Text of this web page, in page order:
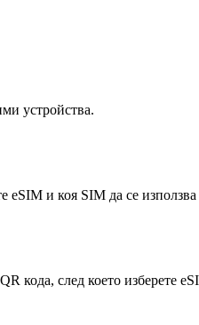
устройства.
eSIM и коя SIM да се
кода, след което изберете